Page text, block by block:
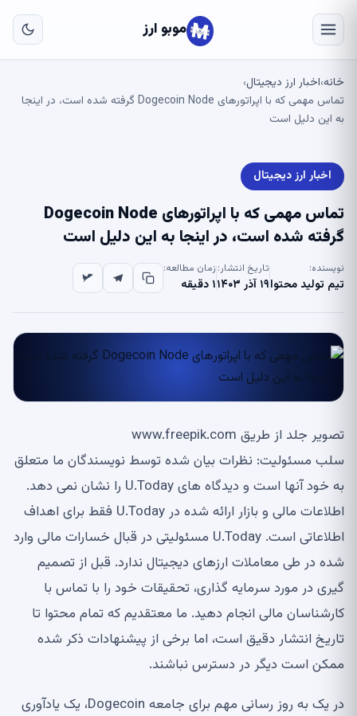
موبو ارز
خانه›اخبار ارز دیجیتال›
تماس مهمی که با اپراتورهای Dogecoin Node گرفته شده است، در اینجا
به این دلیل است
اخبار ارز دیجیتال
تماس مهمی که با اپراتورهای Dogecoin Node
گرفته شده است، در اینجا به این دلیل است
نویسنده:
تیم تولید محتوا
تاریخ انتشار:
۱۹ آذر ۱۴۰۳
زمان مطالعه:
۱ دقیقه
تصویر جلد از طریق www.freepik.com
سلب مسئولیت: نظرات بیان شده توسط نویسندگان ما متعلق
به خود آنها است و دیدگاه های U.Today را نشان نمی دهد.
اطلاعات مالی و بازار ارائه شده در U.Today فقط برای اهداف
اطلاعاتی است. U.Today مسئولیتی در قبال خسارات مالی وارد
شده در طی معاملات ارزهای دیجیتال ندارد. قبل از تصمیم
گیری در مورد سرمایه گذاری، تحقیقات خود را با تماس با
کارشناسان مالی انجام دهید. ما معتقدیم که تمام محتوا تا
تاریخ انتشار دقیق است، اما برخی از پیشنهادات ذکر شده
ممکن است دیگر در دسترس نباشند.
در یک به روز رسانی مهم برای جامعه Dogecoin، یک یادآوری